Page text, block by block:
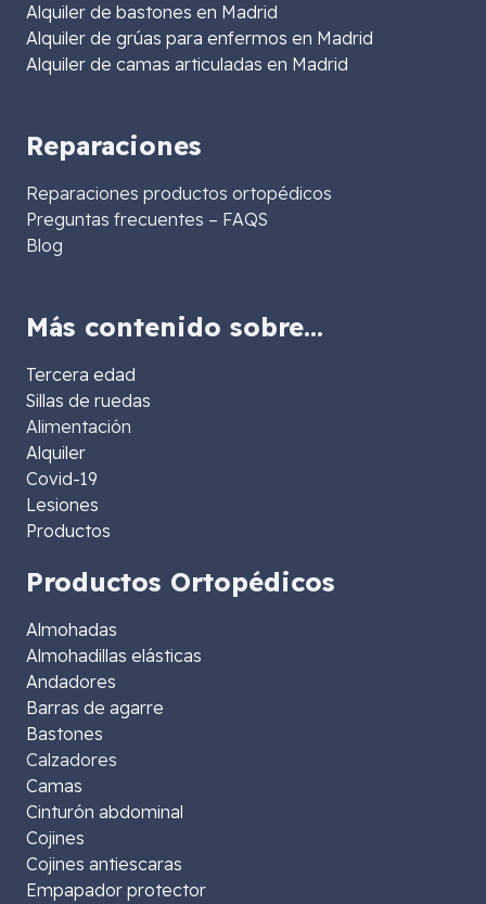
Alquiler de bastones en Madrid
Alquiler de grúas para enfermos en Madrid
Alquiler de camas articuladas en Madrid
Reparaciones
Reparaciones productos ortopédicos
Preguntas frecuentes – FAQS
Blog
Más contenido sobre…
Tercera edad
Sillas de ruedas
Alimentación
Alquiler
Covid-19
Lesiones
Productos
Productos Ortopédicos
Almohadas
Almohadillas elásticas
Andadores
Barras de agarre
Bastones
Calzadores
Camas
Cinturón abdominal
Cojines
Cojines antiescaras
Empapador protector